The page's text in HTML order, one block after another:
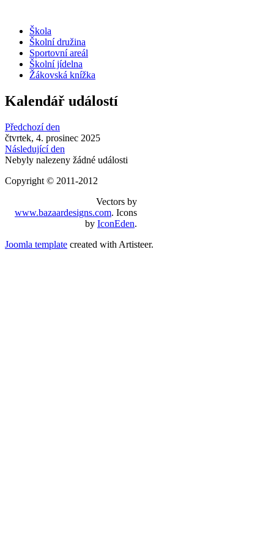
Škola
Školní družina
Sportovní areál
Školní jídelna
Žákovská knížka
Kalendář událostí
Předchozí den
čtvrtek, 4. prosinec 2025
Následující den
Nebyly nalezeny žádné události
Copyright © 2011-2012
Vectors by
www.bazaardesigns.com. Icons
by IconEden.
Joomla template created with Artisteer.